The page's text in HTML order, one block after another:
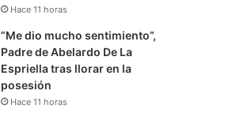
Hace 11 horas
“Me dio mucho sentimiento”,
Padre de Abelardo De La
Espriella tras llorar en la
posesión
Hace 11 horas